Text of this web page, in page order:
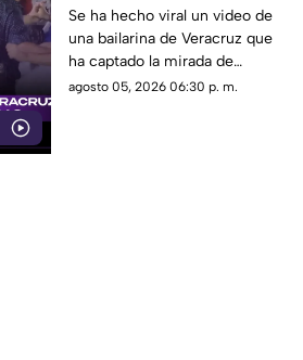
Veracruz se roba las
miradas por sus
TREMENDOS PASOS
(+VIDEO)
Se ha hecho viral un video de
una bailarina de Veracruz que
ha captado la mirada de
muchos debido a su estilo de
agosto 05, 2026 06:30 p. m.